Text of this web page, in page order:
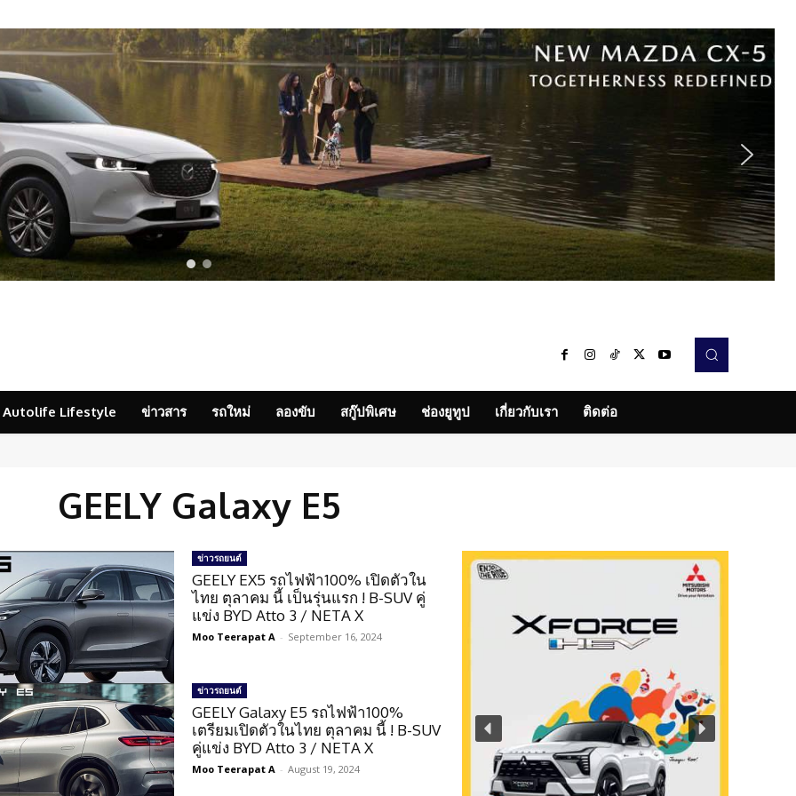
Autolife Lifestyle ข่าวสาร รถใหม่ ลองขับ สกู๊ปพิเศษ ช่องยูทูป เกี่ยวกับเรา ติดต่อ
GEELY Galaxy E5
ข่าวรถยนต์
GEELY EX5 รถไฟฟ้า100% เปิดตัวใน
ไทย ตุลาคม นี้ เป็นรุ่นแรก ! B-SUV คู่
แข่ง BYD Atto 3 / NETA X
Moo Teerapat A - September 16, 2024
ข่าวรถยนต์
GEELY Galaxy E5 รถไฟฟ้า100%
เตรียมเปิดตัวในไทย ตุลาคม นี้ ! B-SUV
คู่แข่ง BYD Atto 3 / NETA X
Moo Teerapat A - August 19, 2024